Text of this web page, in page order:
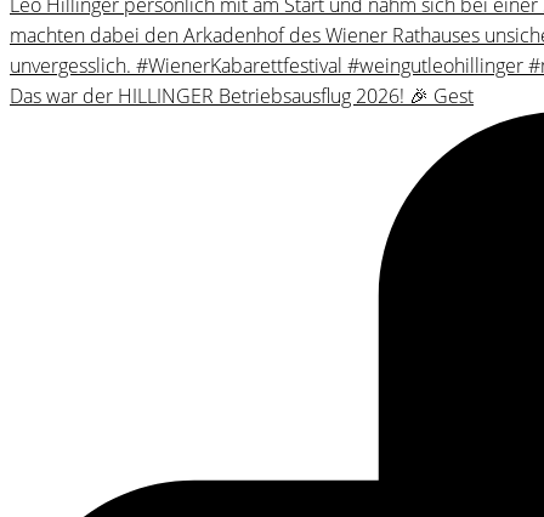
Das war der HILLINGER Betriebsausflug 2026! 🎉 Gest